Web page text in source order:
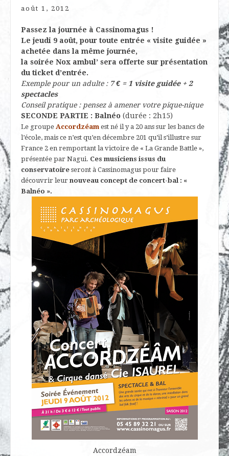
août 1, 2012
Passez la journée à Cassinomagus !
Le jeudi 9 août, pour toute entrée « visite guidée »
achetée dans la même journée,
la soirée Nox ambul’ sera offerte sur présentation
du ticket d’entrée.
Exemple pour un adulte :7 € = 1 visite guidée + 2
spectacles
Conseil pratique : pensez à amener votre pique-nique
SECONDE PARTIE : Balnéo (durée : 2h15)
Le groupe Accordzéam est né il y a 20 ans sur les bancs de
l’école, mais ce n’est qu’en décembre 201 qu’il s’illustre sur
France 2 en remportant la victoire de « La Grande Battle »,
présentée par Nagui. Ces musiciens issus du
conservatoire seront à Cassinomagus pour faire
découvrir leur nouveau concept de concert-bal : «
Balnéo ».
Accordzéam